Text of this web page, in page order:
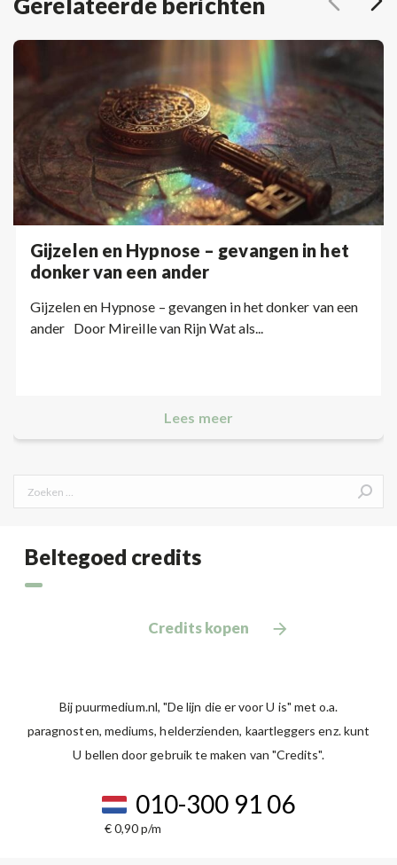
Gijzelen en Hypnose – gevangen in het
donker van een ander
Gijzelen en Hypnose – gevangen in het donker van een
ander Door Mireille van Rijn Wat als...
Lees meer
Search:
Beltegoed credits
Credits kopen
Bij puurmedium.nl, "De lijn die er voor U is" met o.a.
paragnosten, mediums, helderzienden, kaartleggers enz. kunt
U bellen door gebruik te maken van "Credits".
010-300 91 06
€ 0,90 p/m